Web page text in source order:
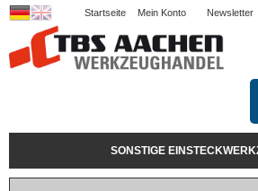
Startseite Mein Konto Newsletter
SONSTIGE